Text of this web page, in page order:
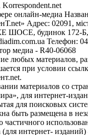
онлайн-медиа
Адрес: 02091,
ШОСЕ, будинок 172-Б,
Телефон:
медиа - R40-06068
любых материалов,
при условии
материалов со
для интернет-
для поисковых
быть размещена в
частичного
(для интернет-